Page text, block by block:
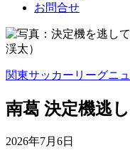
お問合せ
関東サッカーリーグニ
南葛 決定機逃
2026年7月6日